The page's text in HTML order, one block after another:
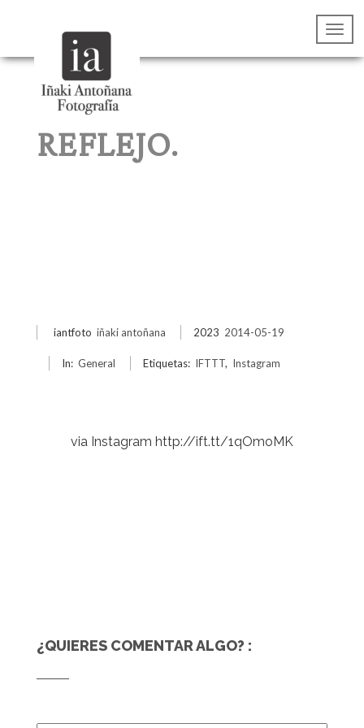
REFLEJO.
iantfoto iñaki antoñana 2023 2014-05-19
In: General Etiquetas: IFTTT, Instagram
via Instagram http://ift.tt/1qOmoMK
¿QUIERES COMENTAR ALGO? :